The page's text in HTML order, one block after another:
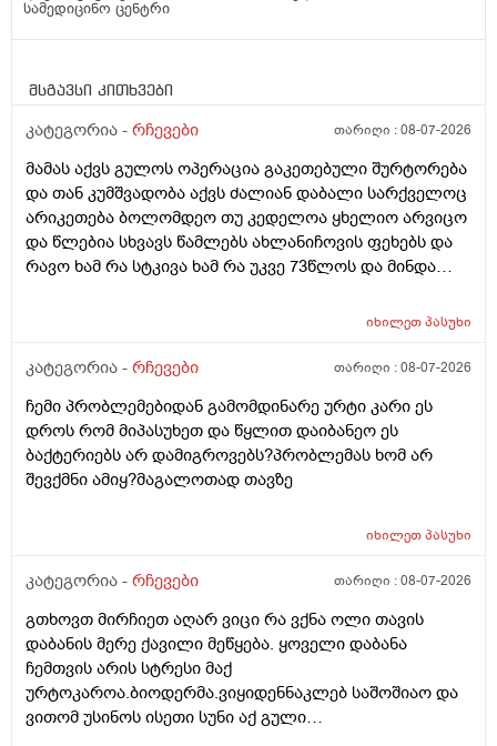
სამედიცინო ცენტრი
მსგავსი კითხვები
კატეგორია - რჩევები თარიღი :08-07-2026
მამას აქვს გულოს ოპერაცია გაკეთებული შურტორება
და თან კუმშვადობა აქვს ძალიან დაბალი სარქველოც
არიკეთება ბოლომდეო თუ კედელოა ყხელიო არვიცო
და წლებია სხვავს წამლებს ახლანიჩოვის ფეხებს და
რავო ხამ რა სტკივა ხამ რა უკვე 73წლოს და მინდა
და ფულინრომ არჰვაქ ვერანაირად ექიმთან ვერ
შედეგს იბ ის ექიმთან მაომც ჩავიდეს თუ თავის
იბნის ექიმყან რომ დ ვიტამინი გაიკეთოს და უბნის
ექიმის დანიშნულებას ვენდო ის ხომ კარდიოლოგი
არაა თან დიდათ რომ ვაკვირდები არაა მცოდნე ამ
მხრივ და ვერ ვენდობი და ხომ არავნებს მამას დ
სარისკოა?მის კარდიოლოგა ვერ დავირეკავ ან
იხილეთპასუხი
კატეგორია - რჩევები თარიღი :08-07-2026
ჩემი პრობლემებიდან გამომდინარე ურტი კარი ეს
დროს რომ მიპასუხეთ და წყლით დაიბანეო ეს
ბაქტერიებს არ დამიგროვებს?პრობლემას ხომ არ
შევქმნი ამიყ?მაგალოთად თავზე
იხილეთპასუხი
კატეგორია - რჩევები თარიღი :08-07-2026
გთხოვთ მირჩიეთ აღარ ვიცი რა ვქნა ოლი თავის
დაბანის მერე ქავილი მეწყება. ყოველი დაბანა
ჩემთვის არის სტრესი მაქ
ურტოკაროა.ბიოდერმა.ვიყიდენნაკლებ საშოშიაო და
ვითომ უსინოს ისეთი სუნი აქ გული